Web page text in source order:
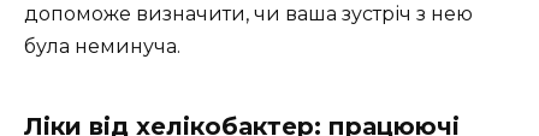
допоможе визначити, чи ваша зустріч з нею
була неминуча.
Ліки від хелікобактер: працюючі